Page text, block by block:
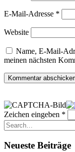
E-Mail-Adresse *
Website
Name, E-Mail-
meinen nächsten
Zeichen eingeben *
Neueste Beiträge